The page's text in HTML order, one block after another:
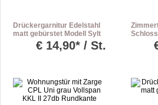
Drückergarnitur Edelstahl
matt gebürstet Modell Sylt
BB-Rosette
€ 14,90* / St.